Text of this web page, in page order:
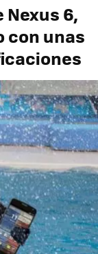
6,
con unas